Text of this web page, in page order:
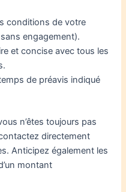
conditions de votre
engagement).
et concise avec tous les
de préavis indiqué
n’êtes toujours pas
directement
Anticipez également les
montant